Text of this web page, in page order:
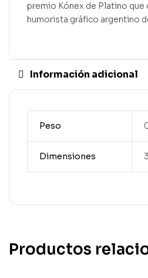
premio Kónex de Platino
humorista gráfico argentino
Información adicional
Peso
Dimensiones
Productos